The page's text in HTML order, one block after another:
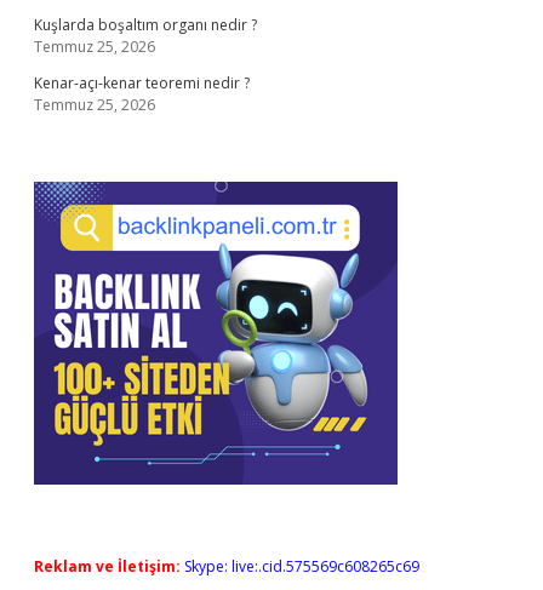
Kuşlarda boşaltım organı nedir ?
Temmuz 25, 2026
Kenar-açı-kenar teoremi nedir ?
Temmuz 25, 2026
Reklam ve İletişim: Skype: live:.cid.575569c608265c69